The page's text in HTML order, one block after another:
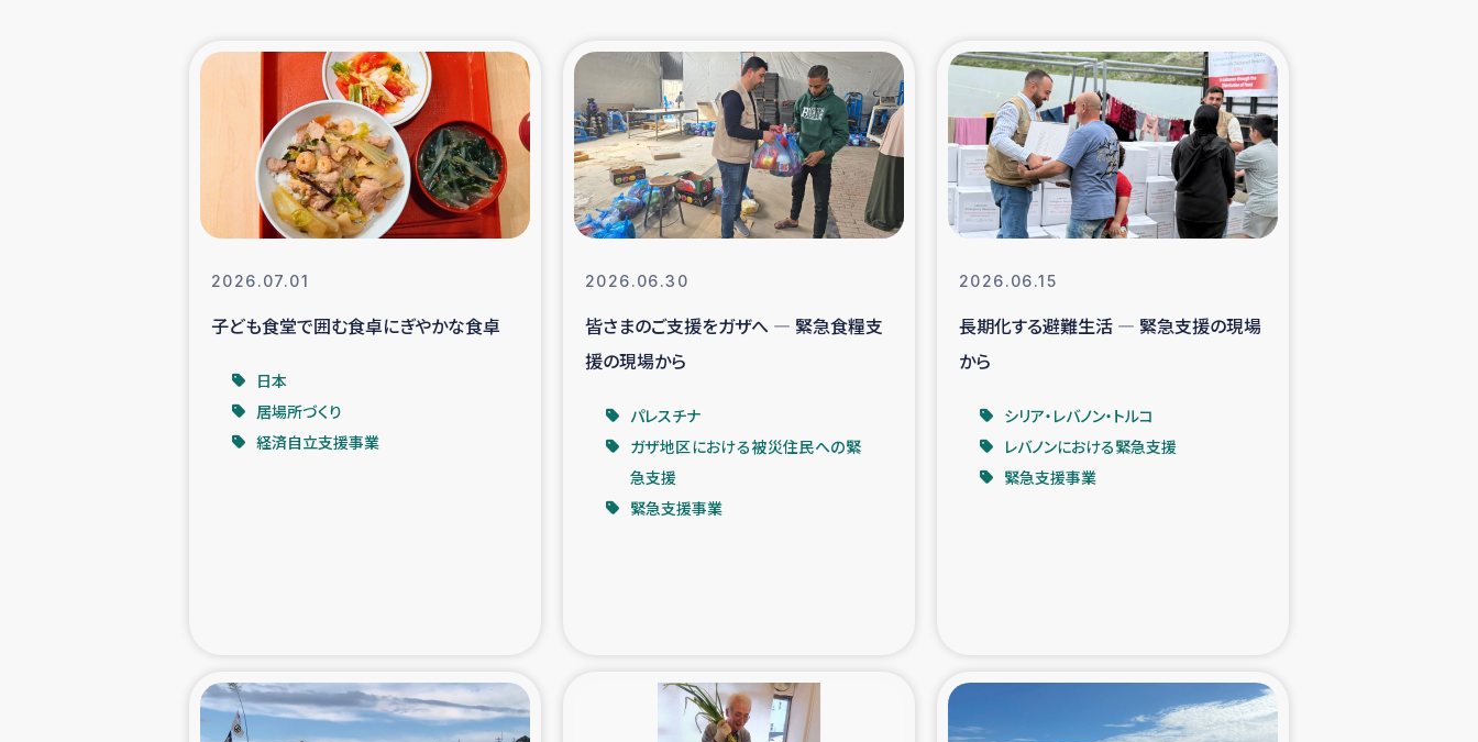
スリランカ 緊急人道支援 スリランカ南部洪水被災者支援
スリランカの南北女性をつなぐサリー・リサイクル・プロジ
ェクト
復興支援事業
ガザ人道支援 令和6年能登半島地震 緊急支援
タイ国境ミャンマー移民子ども支援 漁民によるマングローブ植林活動
レバノンでのシリア難民への食糧・越冬支援
石巻市街地在宅被災者支援 復興応援隊の活動
2026.07.01
子ども食堂で囲む食卓にぎやかな食卓
日本
居場所づくり
経済自立支援事業
2026.06.30
皆さまのご支援をガザへ ― 緊急食糧支
援の現場から
パレスチナ
ガザ地区における被災住民への緊
急支援
緊急支援事業
2026.06.15
長期化する避難生活 ― 緊急支援の現場
から
シリア・レバノン・トルコ
レバノンにおける緊急支援
緊急支援事業